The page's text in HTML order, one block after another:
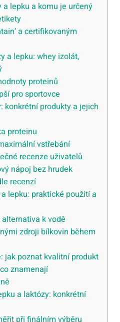
lepku a komu je určený
a certifikovaným
a lepku: whey izolát,
proteinů
pro sportovce
konkrétní produkty a jejich
proteinu
vstřebání
recenze uživatelů
nápoj bez hrudek
recenzí
lepku: praktické použití a
k vodě
zdroji bílkovin během
jak poznat kvalitní produkt
znamenají
a laktózy: konkrétní
při finálním výběru